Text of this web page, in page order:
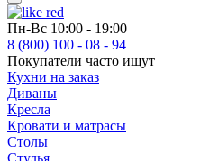
Пн-Вс 10:00 - 19:00
8 (800) 100 - 08 - 94
Покупатели часто ищут
Кухни на заказ
Диваны
Кресла
Кровати и матрасы
Столы